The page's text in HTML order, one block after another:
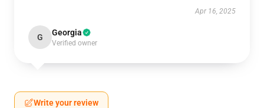
Apr 16, 2025
G Georgia
Verified owner
Write your review